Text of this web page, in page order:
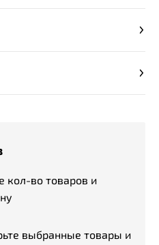
кол-во товаров и
выбранные товары и